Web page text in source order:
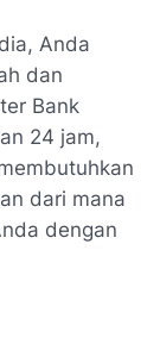
Anda
dan
Bank
24 jam,
dari mana
dengan